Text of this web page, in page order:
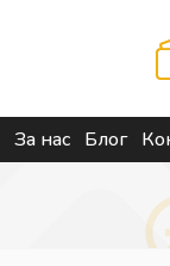
За нас Блог